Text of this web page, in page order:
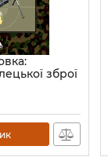
зброї
та
стрільби